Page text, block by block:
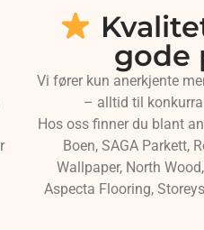
gode
Vi fører kun anerkjente
– alltid til
Hos oss finner du blant
Boen, SAGA Parkett,
Wallpaper, North
Aspecta Flooring,